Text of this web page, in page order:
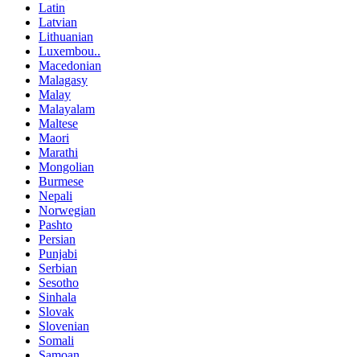
Latin
Latvian
Lithuanian
Luxembou..
Macedonian
Malagasy
Malay
Malayalam
Maltese
Maori
Marathi
Mongolian
Burmese
Nepali
Norwegian
Pashto
Persian
Punjabi
Serbian
Sesotho
Sinhala
Slovak
Slovenian
Somali